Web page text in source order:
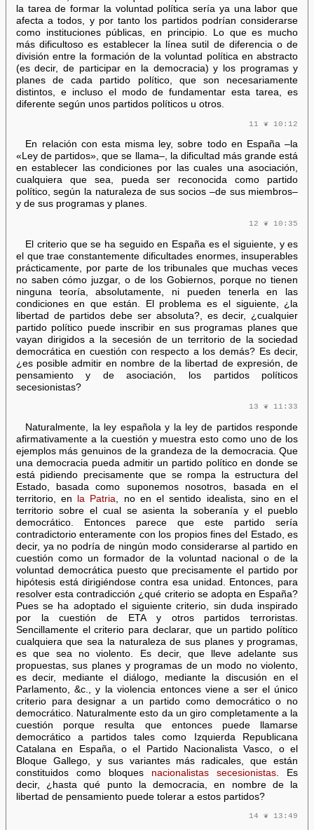
la tarea de formar la voluntad política sería ya una labor que
afecta a todos, y por tanto los partidos podrían considerarse
como instituciones públicas, en principio. Lo que es mucho
más dificultoso es establecer la línea sutil de diferencia o de
división entre la formación de la voluntad política en abstracto
(es decir, de participar en la democracia) y los programas y
planes de cada partido político, que son necesariamente
distintos, e incluso el modo de fundamentar esta tarea, es
diferente según unos partidos políticos u otros.
11 ❦ 10:12
En relación con esta misma ley, sobre todo en España –la
«Ley de partidos», que se llama–, la dificultad más grande está
en establecer las condiciones por las cuales una asociación,
cualquiera que sea, pueda ser reconocida como partido
político, según la naturaleza de sus socios –de sus miembros–
y de sus programas y planes.
12 ❦ 10:35
El criterio que se ha seguido en España es el siguiente, y es
el que trae constantemente dificultades enormes, insuperables
prácticamente, por parte de los tribunales que muchas veces
no saben cómo juzgar, o de los Gobiernos, porque no tienen
ninguna teoría, absolutamente, ni pueden tenerla en las
condiciones en que están. El problema es el siguiente, ¿la
libertad de partidos debe ser absoluta?, es decir, ¿cualquier
partido político puede inscribir en sus programas planes que
vayan dirigidos a la secesión de un territorio de la sociedad
democrática en cuestión con respecto a los demás? Es decir,
¿es posible admitir en nombre de la libertad de expresión, de
pensamiento y de asociación, los partidos políticos
secesionistas?
13 ❦ 11:33
Naturalmente, la ley española y la ley de partidos responde
afirmativamente a la cuestión y muestra esto como uno de los
ejemplos más genuinos de la grandeza de la democracia. Que
una democracia pueda admitir un partido político en donde se
está pidiendo precisamente que se rompa la estructura del
Estado, basada como suponemos nosotros, basada en el
territorio, en la Patria , no en el sentido idealista, sino en el
territorio sobre el cual se asienta la soberanía y el pueblo
democrático. Entonces parece que este partido sería
contradictorio enteramente con los propios fines del Estado, es
decir, ya no podría de ningún modo considerarse al partido en
cuestión como un formador de la voluntad nacional o de la
voluntad democrática puesto que precisamente el partido por
hipótesis está dirigiéndose contra esa unidad. Entonces, para
resolver esta contradicción ¿qué criterio se adopta en España?
Pues se ha adoptado el siguiente criterio, sin duda inspirado
por la cuestión de ETA y otros partidos terroristas.
Sencillamente el criterio para declarar, que un partido político
cualquiera que sea la naturaleza de sus planes y programas,
es que sea no violento. Es decir, que lleve adelante sus
propuestas, sus planes y programas de un modo no violento,
es decir, mediante el diálogo, mediante la discusión en el
Parlamento, &c., y la violencia entonces viene a ser el único
criterio para designar a un partido como democrático o no
democrático. Naturalmente esto da un giro completamente a la
cuestión porque resulta que entonces puede llamarse
democrático a partidos tales como Izquierda Republicana
Catalana en España, o el Partido Nacionalista Vasco, o el
Bloque Gallego, y sus variantes más radicales, que están
constituidos como bloques nacionalistas secesionistas . Es
decir, ¿hasta qué punto la democracia, en nombre de la
libertad de pensamiento puede tolerar a estos partidos?
14 ❦ 13:49